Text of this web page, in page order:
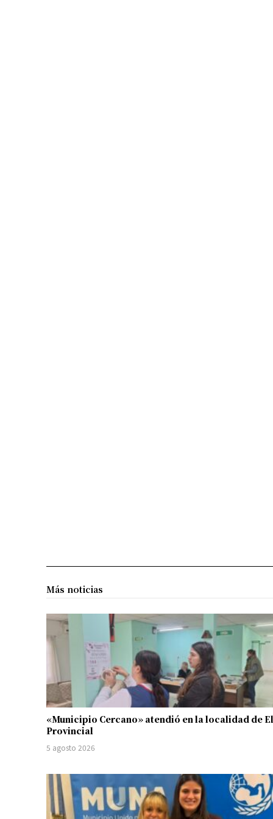
Más noticias
«Municipio Cercano» atendió en la localidad de El
Provincial
5 agosto 2026